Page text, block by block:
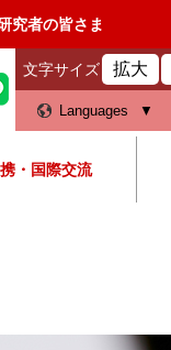
究者の皆さま
文字サイズ 拡大
Languages
・国際交流